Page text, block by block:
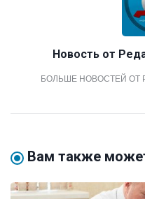
Новость от
БОЛЬШЕ НОВОСТЕЙ ОТ
Вам также